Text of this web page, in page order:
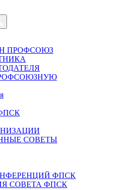
ПРОФСОЮЗ
СОВЕТЫ
ФПСК
СОВЕТА ФПСК